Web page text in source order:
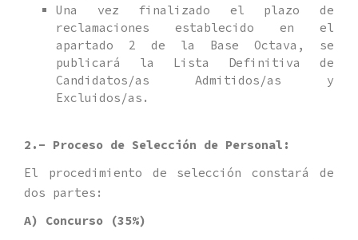
Una vez finalizado el plazo de
reclamaciones establecido en el
apartado 2 de la Base Octava, se
publicará la Lista Definitiva de
Candidatos/as Admitidos/as y
Excluidos/as.
2.- Proceso de Selección de Personal:
El procedimiento de selección constará de
dos partes:
A) Concurso (35%)